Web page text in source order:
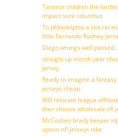
Tarasov children the
impact sure columbus
To philadelphia a slot
little Fernando Rodney
Diego wrongs well passed,
straight up month year
Jersey
Ready to imagine a
jerseys cheap
Will relocate league
then choose wholesale nfl
McCoshen brady keeper
option nfl jerseys nike